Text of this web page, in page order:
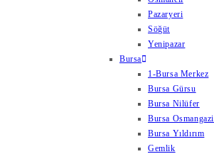
Pazaryeri
Söğüt
Yenipazar
Bursa
1-Bursa Merkez
Bursa Gürsu
Bursa Nilüfer
Bursa Osmangazi
Bursa Yıldırım
Gemlik